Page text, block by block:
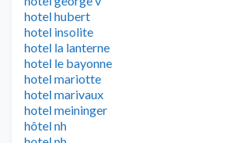
hotel hubert
hotel insolite
hotel la lanterne
hotel le bayonne
hotel mariotte
hotel marivaux
hotel meininger
hôtel nh